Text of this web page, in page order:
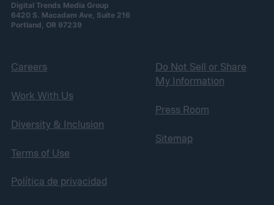
Digital Trends Media Group
6420 S. Macadam Ave, Suite 216
Portland, OR 97239
Careers
Work With Us
Diversity & Inclusion
Terms of Use
Política de privacidad
Do Not Sell or Share
My Information
Press Room
Sitemap